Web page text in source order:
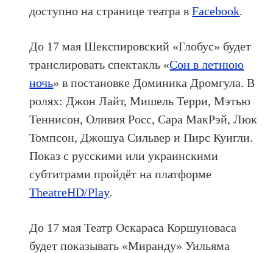
доступно на странице театра вFacebook.
До 17 мая Шекспировский «Глобус» будет
транслировать спектакль «Сон в летнюю
ночь» в постановке Доминика Дромгула. В
ролях: Джон Лайт, Мишель Терри, Мэтью
Теннисон, Оливия Росс, Сара МакРэй, Люк
Томпсон, Джошуа Сильвер и Пирс Куигли.
Показ с русскими или украинскими
субтитрами пройдёт на платформе
TheatreHD/Play.
До 17 мая Театр Оскараса Коршуноваса
будет показывать «Миранду» Уильяма